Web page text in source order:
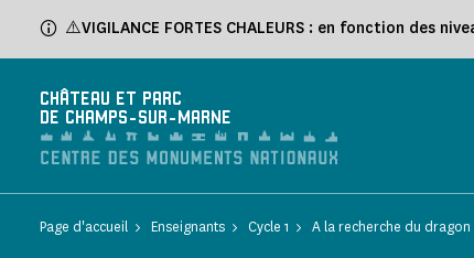
⚠️VIGILANCE FORTES CHALEURS : en fonction des
CHÂTEAU ET PARC
DE CHAMPS-SUR-MARNE
Page d'accueil Enseignants Cycle 1 A la recherche du dragon